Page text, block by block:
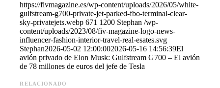
https://fivmagazine.es/wp-content/uploads/2026/05/white-
gulfstream-g700-private-jet-parked-fbo-terminal-clear-
sky-privatejets.webp 671 1200 Stephan /wp-
content/uploads/2023/08/fiv-magazine-logo-news-
influencer-fashion-interior-travel-real-esates.svg
Stephan2026-05-02 12:00:002026-05-16 14:56:39El
avión privado de Elon Musk: Gulfstream G700 – El avión
de 78 millones de euros del jefe de Tesla
RELACIONADO